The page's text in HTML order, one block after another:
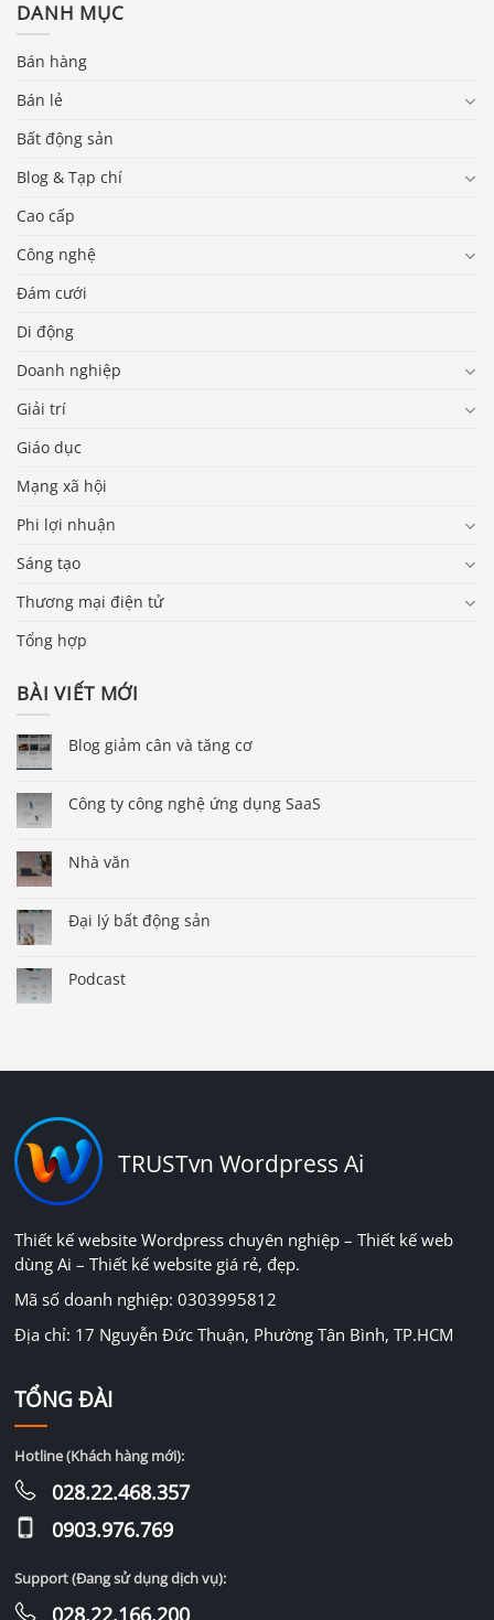
DANH MỤC
Bán hàng
Bán lẻ
Bất động sản
Blog & Tạp chí
Cao cấp
Công nghệ
Đám cưới
Di động
Doanh nghiệp
Giải trí
Giáo dục
Mạng xã hội
Phi lợi nhuận
Sáng tạo
Thương mại điện tử
Tổng hợp
BÀI VIẾT MỚI
Blog giảm cân và tăng cơ
Công ty công nghệ ứng dụng SaaS
Nhà văn
Đại lý bất động sản
Podcast
TRUSTvn Wordpress Ai
Thiết kế website Wordpress chuyên nghiệp – Thiết kế web
dùng Ai – Thiết kế website giá rẻ, đẹp.
Mã số doanh nghiệp: 0303995812
Địa chỉ: 17 Nguyễn Đức Thuận, Phường Tân Bình, TP.HCM
TỔNG ĐÀI
Hotline (Khách hàng mới):
028.22.468.357
0903.976.769
Support (Đang sử dụng dịch vụ):